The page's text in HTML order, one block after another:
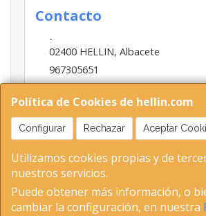
Política de Cookies de hellin.com
Configurar Rechazar Aceptar
Utilizamos cookies propias y de
nuestros servicios.
Puede obtener más información, o
cambiar la configuración, en nuestra
Contacto
-
02400 HELLIN, Albacete
967305651
INFO@HELLIN.COM
Horario
09:00-13:30; 16:30-20:30
02400 Hellin (Albacete ) Tel 653893802-